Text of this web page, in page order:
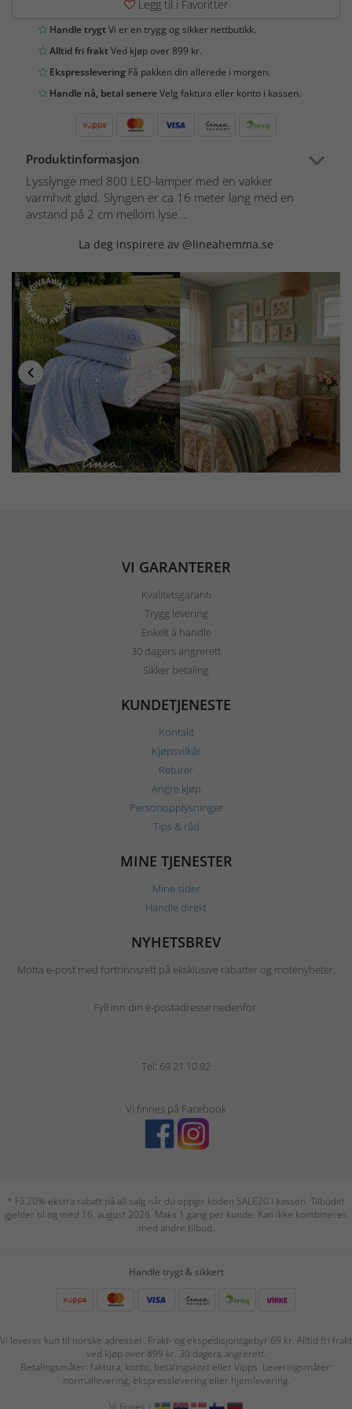
Legg til i Favoritter
Handle trygtVi er en trygg og sikker nettbutikk.
Alltid fri fraktVed kjøp over 899 kr.
Ekspresslevering Få pakken din allerede i morgen.
Handle nå, betal senereVelg faktura eller konto i kassen.
Produktinformasjon
Lysslynge med 800 LED-lamper med en vakker
varmhvit glød. Slyngen er ca 16 meter lang med en
avstand på 2 cm mellom lyse...
La deg inspirere av @lineahemma.se
VI GARANTERER
Kvalitetsgaranti
Trygg levering
Enkelt å handle
30 dagers angrerett
Sikker betaling
KUNDETJENESTE
Kontakt
Kjøpsvilkår
Returer
Angre kjøp
Personopplysninger
Tips & råd
MINE TJENESTER
Mine sider
Handle direkt
NYHETSBREV
Motta e-post med fortrinnsrett på eksklusive rabatter og motenyheter.
Fyll inn din e-postadresse nedenfor.
Tel: 69 21 10 92
Vi finnes på Facebook
* Få 20% ekstra rabatt på all salg når du oppgir koden SALE20 i kassen. Tilbudet
gjelder til og med 16. august 2026. Maks 1 gang per kunde. Kan ikke kombineres
med andre tilbud.
Handle trygt & sikkert
Vi leverer kun til norske adresser. Frakt- og ekspedisjonsgebyr 69 kr. Alltid fri frakt
ved kjøp over 899 kr. 30 dagers angrerett.
Betalingsmåter: faktura, konto, betalingskort eller Vipps. Leveringsmåter:
normallevering, ekspresslevering eller hjemlevering.